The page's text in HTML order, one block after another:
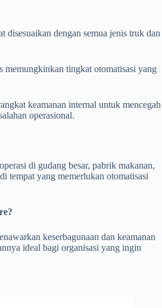
disesuaikan dengan semua jenis truk dan
memungkinkan tingkat otomatisasi yang
keamanan internal untuk mencegah
operasional.
di gudang besar, pabrik makanan,
tempat yang memerlukan otomatisasi
keserbagunaan dan keamanan
ideal bagi organisasi yang ingin